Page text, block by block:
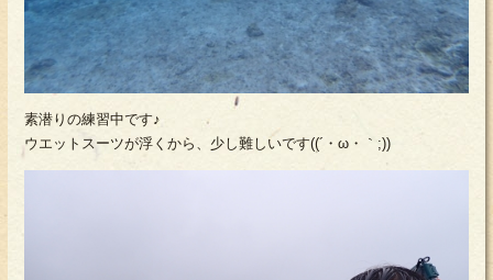
素潜りの練習中です♪
ウエットスーツが浮くから、少し難しいです((´・ω・｀;))